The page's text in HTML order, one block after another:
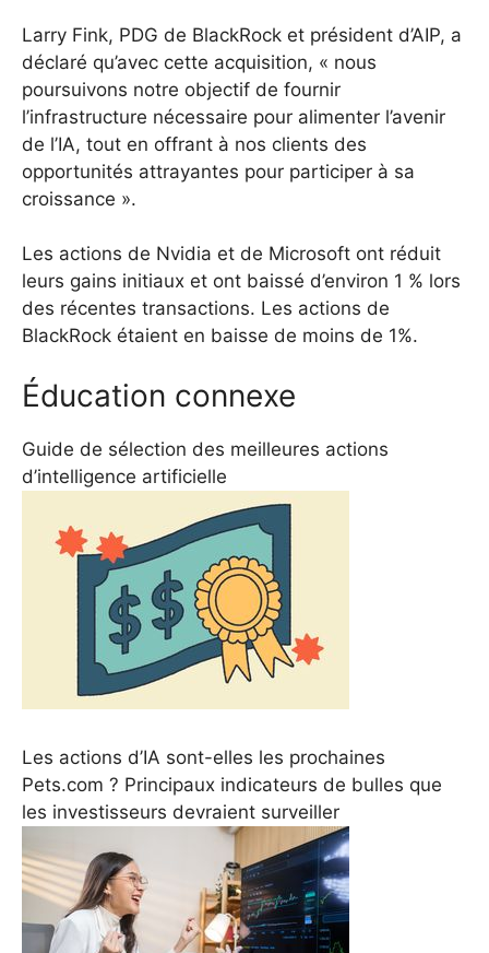
Larry Fink, PDG de BlackRock et président d’AIP, a
déclaré qu’avec cette acquisition, « nous
poursuivons notre objectif de fournir
l’infrastructure nécessaire pour alimenter l’avenir
de l’IA, tout en offrant à nos clients des
opportunités attrayantes pour participer à sa
croissance ».
Les actions de Nvidia et de Microsoft ont réduit
leurs gains initiaux et ont baissé d’environ 1 % lors
des récentes transactions. Les actions de
BlackRock étaient en baisse de moins de 1%.
Éducation connexe
Guide de sélection des meilleures actions
d’intelligence artificielle
Les actions d’IA sont-elles les prochaines
Pets.com ? Principaux indicateurs de bulles que
les investisseurs devraient surveiller